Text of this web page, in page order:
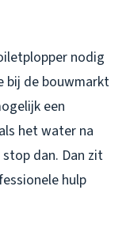
nodig
bij de bouwmarkt
een
het water na
dan. Dan zit
hulp